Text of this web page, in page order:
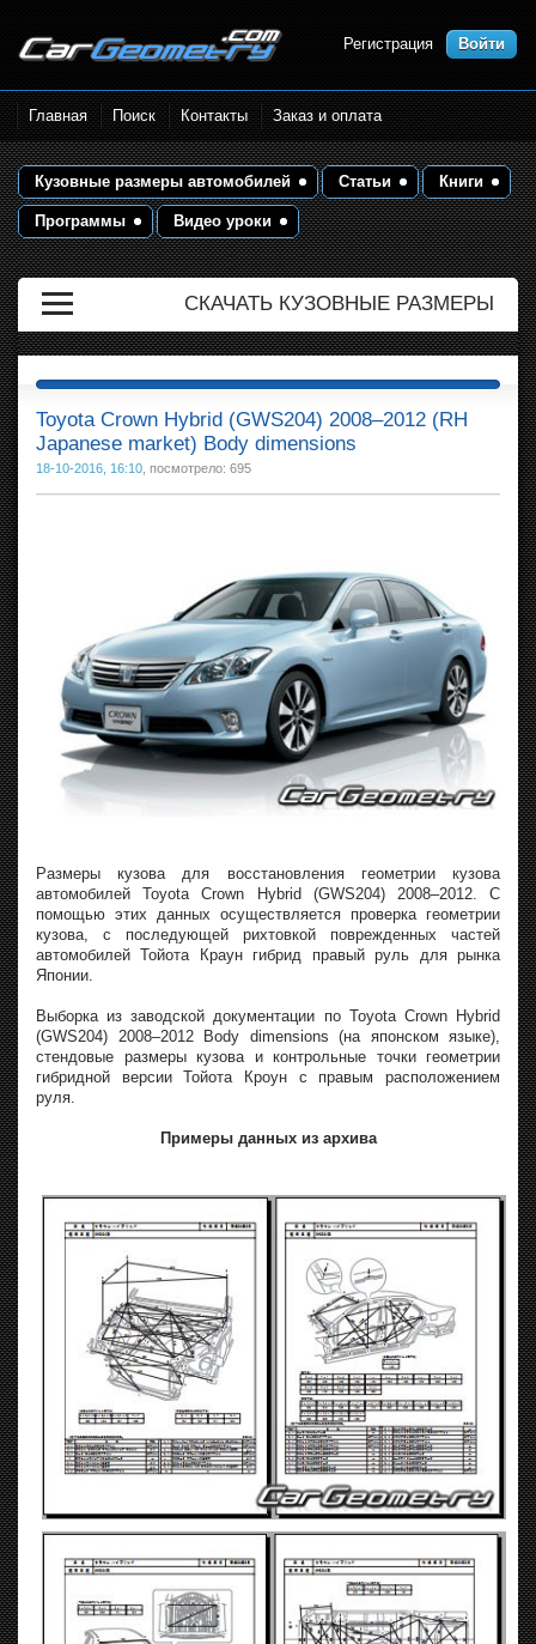
Размеры кузова автомобилей.
Контрольные точки и кузовные
размеры. Геометрия кузова
Регистрация Войти
Главная Поиск Контакты Заказ и оплата
Кузовные размеры автомобилей Статьи Книги
Программы Видео уроки
СКАЧАТЬ КУЗОВНЫЕ РАЗМЕРЫ
Toyota Crown Hybrid (GWS204) 2008–2012 (RH
Japanese market) Body dimensions
18-10-2016, 16:10 , посмотрело: 695
Размеры кузова для восстановления геометрии кузова
автомобилей Toyota Crown Hybrid (GWS204) 2008–2012. С
помощью этих данных осуществляется проверка геометрии
кузова, с последующей рихтовкой поврежденных частей
автомобилей Тойота Краун гибрид правый руль для рынка
Японии.
Выборка из заводской документации по Toyota Crown Hybrid
(GWS204) 2008–2012 Body dimensions (на японском языке),
стендовые размеры кузова и контрольные точки геометрии
гибридной версии Тойота Кроун с правым расположением
руля.
Примеры данных из архива